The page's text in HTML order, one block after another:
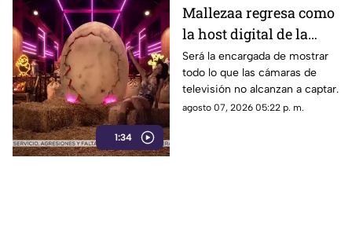
1:34
Mallezaa regresa como
la host digital de la
segunda temporada de
La Granja VIP
Será la encargada de mostrar
todo lo que las cámaras de
televisión no alcanzan a captar.
agosto 07, 2026 05:22 p. m.